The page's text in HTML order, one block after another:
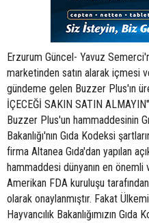
Erzurum Güncel- Yavuz
marketinden satın alarak içmesi
gündeme gelen Buzzer Plus'ın
İÇECEĞİ SAKIN SATIN
Buzzer Plus'un hammaddesinin
Bakanlığı'nın Gıda Kodeksi
firma Altanea Gıda'dan yapılan
hammaddesi dünyanın en önemli
Amerikan FDA kuruluşu
olarak onaylanmıştır. Fakat
Hayvancılık Bakanlığımızın